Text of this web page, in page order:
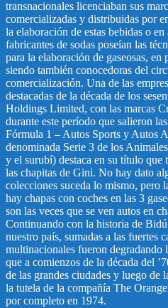
transnacionales licenciaban sus
comercializadas y distribuidas por
la elaboración de estas bebidas o
fabricantes de sodas poseían las
para la elaboración de gaseosas,
siendo también conocedoras del
comercialización. Una de las
destacadas de la década de los
Holdings Limited, con las marcas
durante este período que salieron
Fórmula 1 – Autos Sports y Autos
denominada Serie 3 de los
y el surubí) destaca en su título que
las chapitas de Gini. No hay dato
colecciones suceda lo mismo, pero
hay chapas con coches en las 3
son las veces que se ven autos en
Continuando con la historia de
nuestro país, sumadas a las fuertes
multinacionales fueron degradando
que a comienzos de la década del
de las grandes ciudades y luego de
la tutela de la compañía The
por completo en 1974.